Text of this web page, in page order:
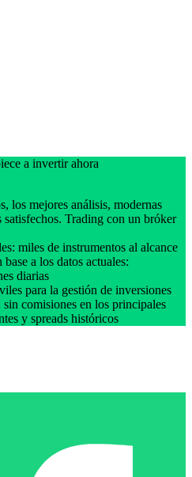
a invertir ahora
los mejores análisis, modernas
satisfechos. Trading con un bróker
miles de instrumentos al alcance
a los datos actuales:
diarias
para la gestión de inversiones
comisiones en los principales
y spreads históricos